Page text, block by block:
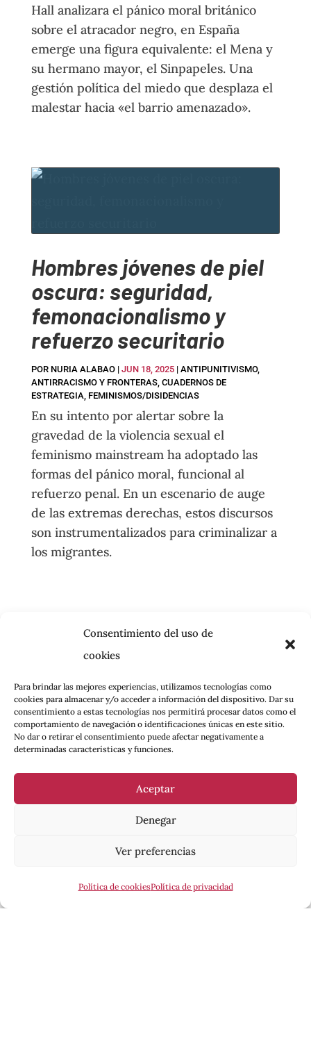
Consentimiento del uso de
cookies
Para brindar las mejores experiencias, utilizamos tecnologías como
cookies para almacenar y/o acceder a información del dispositivo. Dar su
consentimiento a estas tecnologías nos permitirá procesar datos como el
comportamiento de navegación o identificaciones únicas en este sitio.
No dar o retirar el consentimiento puede afectar negativamente a
determinadas características y funciones.
Aceptar
Denegar
Ver preferencias
Política de cookiesPolítica de privacidad
Hall analizara el pánico moral británico
sobre el atracador negro, en España
emerge una figura equivalente: el Mena y
su hermano mayor, el Sinpapeles. Una
gestión política del miedo que desplaza el
malestar hacia «el barrio amenazado».
Hombres jóvenes de piel
oscura: seguridad,
femonacionalismo y
refuerzo securitario
POR NURIA ALABAO| JUN 18, 2025| ANTIPUNITIVISMO,
ANTIRRACISMO Y FRONTERAS, CUADERNOS DE
ESTRATEGIA FEMINISMOS/DISIDENCIAS
En su intento por alertar sobre la
gravedad de la violencia sexual el
feminismo mainstream ha adoptado las
formas del pánico moral, funcional al
refuerzo penal. En un escenario de auge
de las extremas derechas, estos discursos
son instrumentalizados para criminalizar a
los migrantes.